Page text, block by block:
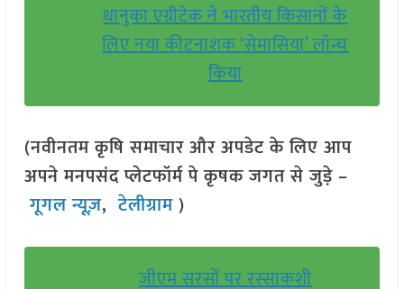
धानुका एग्रीटेक ने भारतीय किसानों के
लिए नया कीटनाशक ‘सेमासिया’ लॉन्च
किया
(नवीनतम कृषि समाचार और अपडेट के लिए आप
अपने मनपसंद प्लेटफॉर्म पे कृषक जगत से जुड़े –
गूगल न्यूज़,टेलीग्राम )
जीएम सरसों पर रस्साकशी